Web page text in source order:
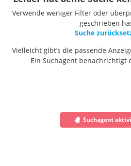
Verwende weniger Filter oder
geschrieben
Suche
Vielleicht gibt’s die passende
Ein Suchagent benachrichtigt
Suchagent